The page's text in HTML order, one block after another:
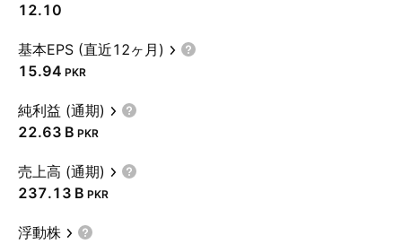
12.10
基本EPS (直近12ヶ月)
15.94 PKR
純利益 (通期)
‪22.63 B‬ PKR
売上高 (通期)
‪237.13 B‬ PKR
浮動株